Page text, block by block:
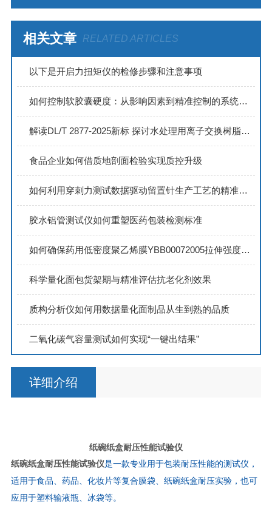
相关文章 RELATED ARTICLES
以下是开启力扭矩仪的检修步骤和注意事项
如何控制软胶囊硬度：从影响因素到精准控制的系统方案
解读DL/T 2877-2025新标 探讨水处理用离子交换树脂抗压碎力的精准测定方案
食品企业如何借质地剖面检验实现质控升级
如何利用穿刺力测试数据驱动留置针生产工艺的精准优化
胶水铝管测试仪如何重塑医药包装检测标准
如何确保药用低密度聚乙烯膜YBB00072005拉伸强度达标？TST-01来助力！
科学量化面包货架期与精准评估抗老化剂效果
质构分析仪如何用数据量化面制品从生到熟的品质
二氧化碳气容量测试如何实现“一键出结果”
详细介绍
纸碗纸盒耐压性能试验仪
纸碗纸盒耐压性能试验仪是一款专业用于包装耐压性能的测试仪，
适用于食品、药品、化妆片等复合膜袋、纸碗纸盒耐压实验，也可
应用于塑料输液瓶、冰袋等。